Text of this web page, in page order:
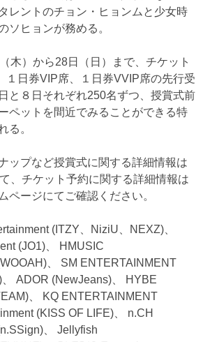
レントのチョン・ヒョンムと少女時
ソヒョンが務める。
木）から28日（日）まで、チケット
１日券VIP席、１日券VVIP席の先行受
と８日それぞれ250名ずつ、授賞式前
ペットを間近でみることができる特
る。
ップなど授賞式に関する詳細情報は
、チケット予約に関する詳細情報は
ページにてご確認ください。
(ITZY、NiziU、NEXZ)、
(JO1)、 HMUSIC
、 SM ENTERTAINMENT
ADOR (NewJeans)、 HYBE
、 KQ ENTERTAINMENT
(KISS OF LIFE)、 n.CH
、 Jellyfish